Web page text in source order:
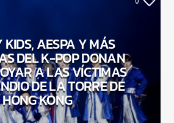
KIDS, AESPA Y MÁS
DEL K-POP DONAN
A LAS VÍCTIMAS
DE LA TORRE DE
HONG KONG